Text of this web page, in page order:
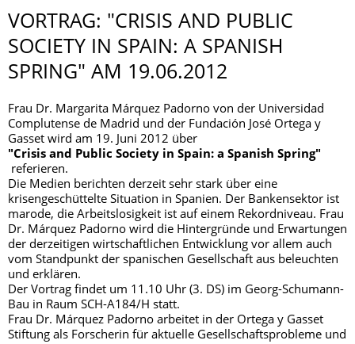
VORTRAG: "CRISIS AND PUBLIC
SOCIETY IN SPAIN: A SPANISH
SPRING" AM 19.06.2012
Frau Dr. Margarita Márquez Padorno von der Universidad
Complutense de Madrid und der Fundación José Ortega y
Gasset wird am 19. Juni 2012 über
"Crisis and Public Society in Spain: a Spanish Spring"
referieren.
Die Medien berichten derzeit sehr stark über eine
krisengeschüttelte Situation in Spanien. Der Bankensektor ist
marode, die Arbeitslosigkeit ist auf einem Rekordniveau. Frau
Dr. Márquez Padorno wird die Hintergründe und Erwartungen
der derzeitigen wirtschaftlichen Entwicklung vor allem auch
vom Standpunkt der spanischen Gesellschaft aus beleuchten
und erklären.
Der Vortrag findet um 11.10 Uhr (3. DS) im Georg-Schumann-
Bau in Raum SCH-A184/H statt.
Frau Dr. Márquez Padorno arbeitet in der Ortega y Gasset
Stiftung als Forscherin für aktuelle Gesellschaftsprobleme und